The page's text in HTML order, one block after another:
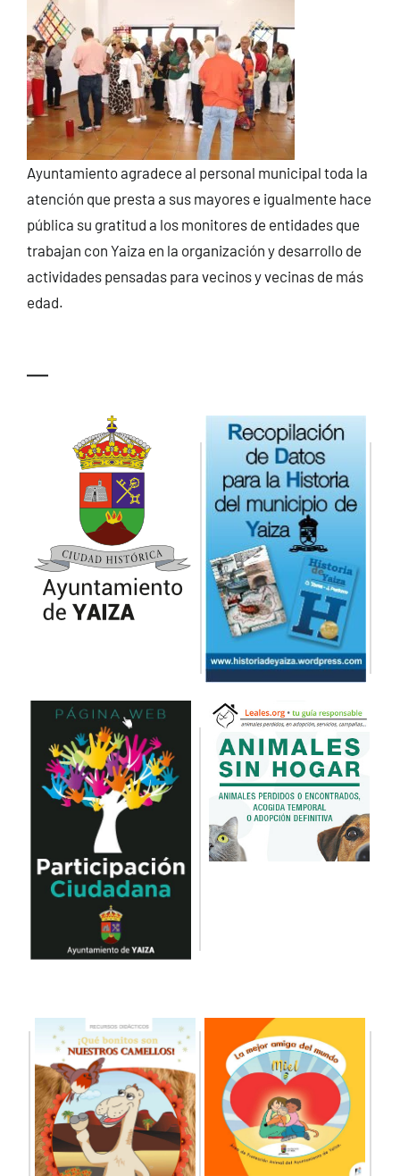
Ayuntamiento agradece al personal municipal toda la
atención que presta a sus mayores e igualmente hace
pública su gratitud a los monitores de entidades que
trabajan con Yaiza en la organización y desarrollo de
actividades pensadas para vecinos y vecinas de más
edad.
—